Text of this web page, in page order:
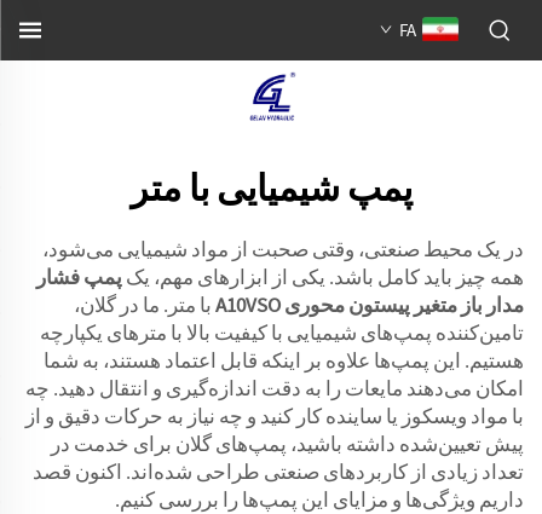
FA
پمپ شیمیایی با متر
در یک محیط صنعتی، وقتی صحبت از مواد شیمیایی می‌شود،
همه چیز باید کامل باشد. یکی از ابزارهای مهم، یک پمپ فشار
مدار باز متغیر پیستون محوری A10VSO
با متر. ما در گلان،
تامین‌کننده پمپ‌های شیمیایی با کیفیت بالا با مترهای یکپارچه
هستیم. این پمپ‌ها علاوه بر اینکه قابل اعتماد هستند، به شما
امکان می‌دهند مایعات را به دقت اندازه‌گیری و انتقال دهید. چه
با مواد ویسکوز یا ساینده کار کنید و چه نیاز به حرکات دقیق و از
پیش تعیین‌شده داشته باشید، پمپ‌های گلان برای خدمت در
تعداد زیادی از کاربردهای صنعتی طراحی شده‌اند. اکنون قصد
داریم ویژگی‌ها و مزایای این پمپ‌ها را بررسی کنیم.